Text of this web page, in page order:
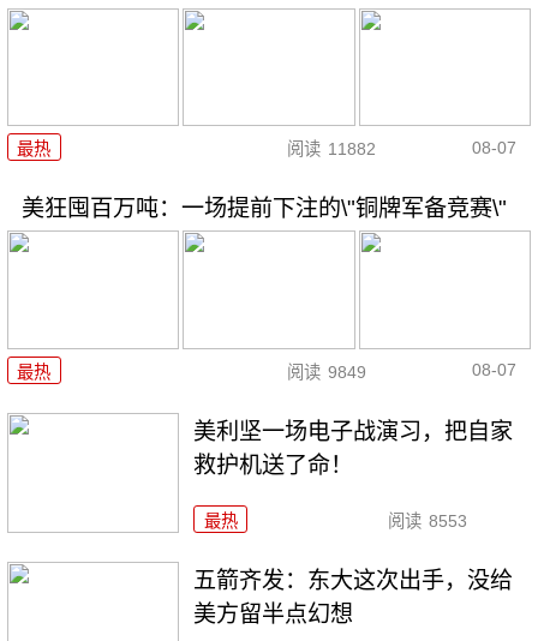
最热 阅读 11882 08-07
美狂囤百万吨：一场提前下注的\"铜牌军备竞赛\"
最热 阅读 9849 08-07
美利坚一场电子战演习，把自家
救护机送了命！
最热 阅读 8553
五箭齐发：东大这次出手，没给
美方留半点幻想